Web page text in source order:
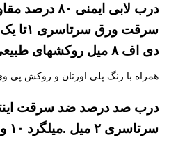
درب لابی ایمنی ۸۰
سرقت ورق
دی اف ۸ میل روکشهای طبیعی
همراه با رنگ پلی اورتان و روکش پی
درب صد درصد ضد سرقت